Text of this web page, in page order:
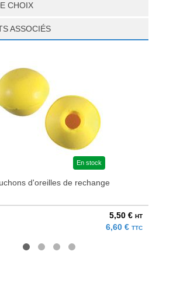
CHOIX
ASSOCIÉS
En stock
d'oreilles de rechange
5,50 € HT
6,60 € TTC